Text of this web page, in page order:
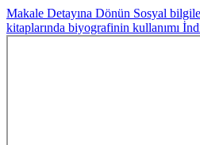
Makale Detayına Dönün Sosyal
kitaplarında biyografinin kullanımı